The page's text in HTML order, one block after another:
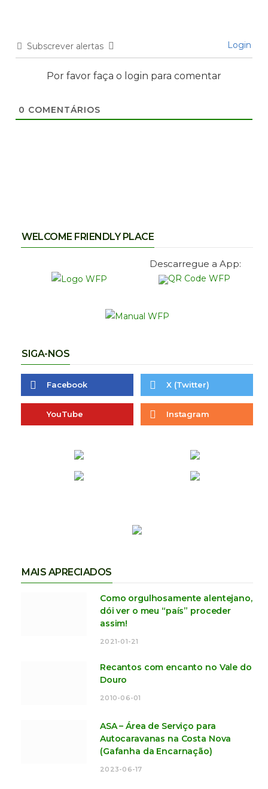
Subscrever alertas Login
Por favor faça o login para comentar
0 COMENTÁRIOS
WELCOME FRIENDLY PLACE
Descarregue a App:
SIGA-NOS
Facebook X (Twitter)
YouTube Instagram
MAIS APRECIADOS
Como orgulhosamente alentejano,
dói ver o meu “país” proceder
assim!
2021-01-21
Recantos com encanto no Vale do
Douro
2010-06-01
ASA – Área de Serviço para
Autocaravanas na Costa Nova
(Gafanha da Encarnação)
2023-06-17